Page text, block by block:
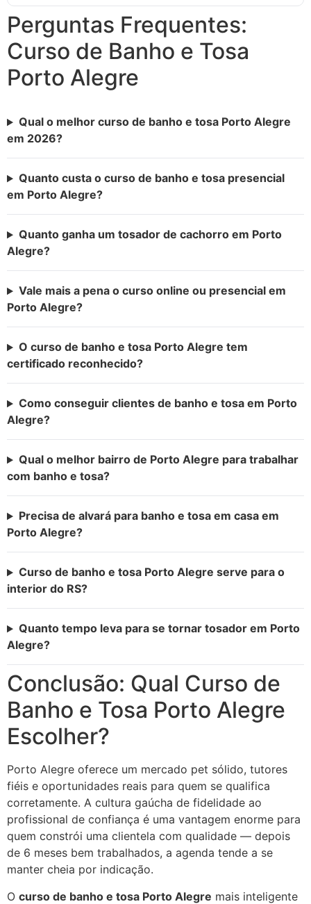
Perguntas Frequentes:
Curso de Banho e Tosa
Porto Alegre
Qual o melhor curso de banho e tosa Porto Alegre
em 2026?
Quanto custa o curso de banho e tosa presencial
em Porto Alegre?
Quanto ganha um tosador de cachorro em Porto
Alegre?
Vale mais a pena o curso online ou presencial em
Porto Alegre?
O curso de banho e tosa Porto Alegre tem
certificado reconhecido?
Como conseguir clientes de banho e tosa em Porto
Alegre?
Qual o melhor bairro de Porto Alegre para trabalhar
com banho e tosa?
Precisa de alvará para banho e tosa em casa em
Porto Alegre?
Curso de banho e tosa Porto Alegre serve para o
interior do RS?
Quanto tempo leva para se tornar tosador em Porto
Alegre?
Conclusão: Qual Curso de
Banho e Tosa Porto Alegre
Escolher?
Porto Alegre oferece um mercado pet sólido, tutores
fiéis e oportunidades reais para quem se qualifica
corretamente. A cultura gaúcha de fidelidade ao
profissional de confiança é uma vantagem enorme para
quem constrói uma clientela com qualidade — depois
de 6 meses bem trabalhados, a agenda tende a se
manter cheia por indicação.
O curso de banho e tosa Porto Alegre mais inteligente